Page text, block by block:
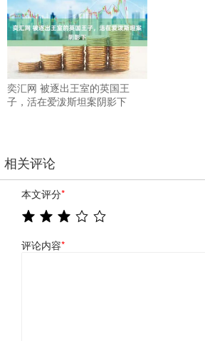
奕汇网 被逐出王室的英国王
子，活在爱泼斯坦案阴影下
相关评论
本文评分*
评论内容*